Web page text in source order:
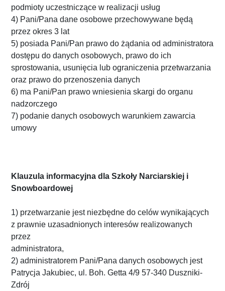
podmioty uczestniczące w realizacji usług
4) Pani/Pana dane osobowe przechowywane będą
przez okres 3 lat
5) posiada Pani/Pan prawo do żądania od administratora
dostępu do danych osobowych, prawo do ich
sprostowania, usunięcia lub ograniczenia przetwarzania
oraz prawo do przenoszenia danych
6) ma Pani/Pan prawo wniesienia skargi do organu
nadzorczego
7) podanie danych osobowych warunkiem zawarcia
umowy
Klauzula informacyjna dla Szkoły Narciarskiej i
Snowboardowej
1) przetwarzanie jest niezbędne do celów wynikających
z prawnie uzasadnionych interesów realizowanych
przez
administratora,
2) administratorem Pani/Pana danych osobowych jest
Patrycja Jakubiec, ul. Boh. Getta 4/9 57-340 Duszniki-
Zdrój